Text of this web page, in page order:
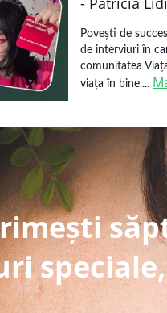
Povești de
de interviuri în
comunitatea
viața în bine....